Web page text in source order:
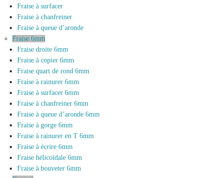
Fraise à surfacer
Fraise à chanfreiner
Fraise à queue d’aronde
Fraise 6mm
Fraise droite 6mm
Fraise à copier 6mm
Fraise quart de rond 6mm
Fraise à rainurer 6mm
Fraise à surfacer 6mm
Fraise à chanfreiner 6mm
Fraise à queue d’aronde 6mm
Fraise à gorge 6mm
Fraise à rainurer en T 6mm
Fraise à écrire 6mm
Fraise hélicoïdale 6mm
Fraise à bouveter 6mm